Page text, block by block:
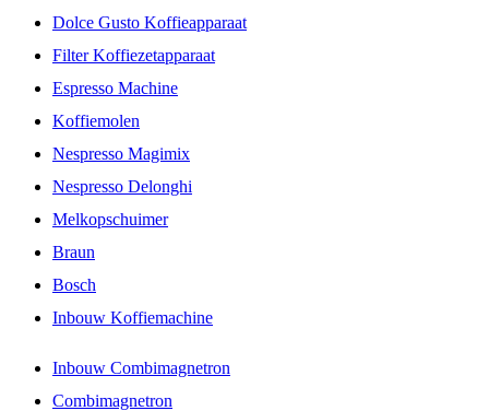
Dolce Gusto Koffieapparaat
Filter Koffiezetapparaat
Espresso Machine
Koffiemolen
Nespresso Magimix
Nespresso Delonghi
Melkopschuimer
Braun
Bosch
Inbouw Koffiemachine
Inbouw Combimagnetron
Combimagnetron